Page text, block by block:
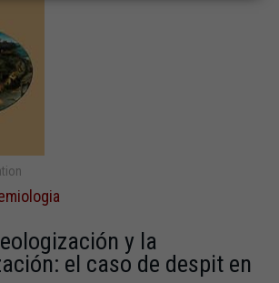
y la
el caso de despit en